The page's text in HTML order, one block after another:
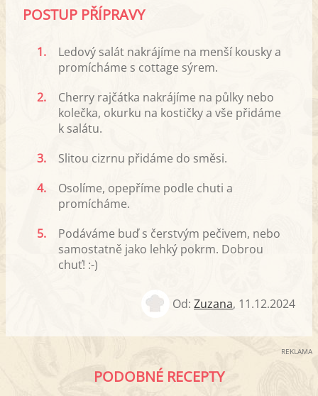
POSTUP PŘÍPRAVY
1.
Ledový salát nakrájíme na menší kousky a
promícháme s cottage sýrem.
2.
Cherry rajčátka nakrájíme na půlky nebo
kolečka, okurku na kostičky a vše přidáme
k salátu.
3.
Slitou cizrnu přidáme do směsi.
4.
Osolíme, opepříme podle chuti a
promícháme.
5.
Podáváme buď s čerstvým pečivem, nebo
samostatně jako lehký pokrm. Dobrou
chuť! :-)
Od: Zuzana, 11.12.2024
REKLAMA
PODOBNÉ RECEPTY